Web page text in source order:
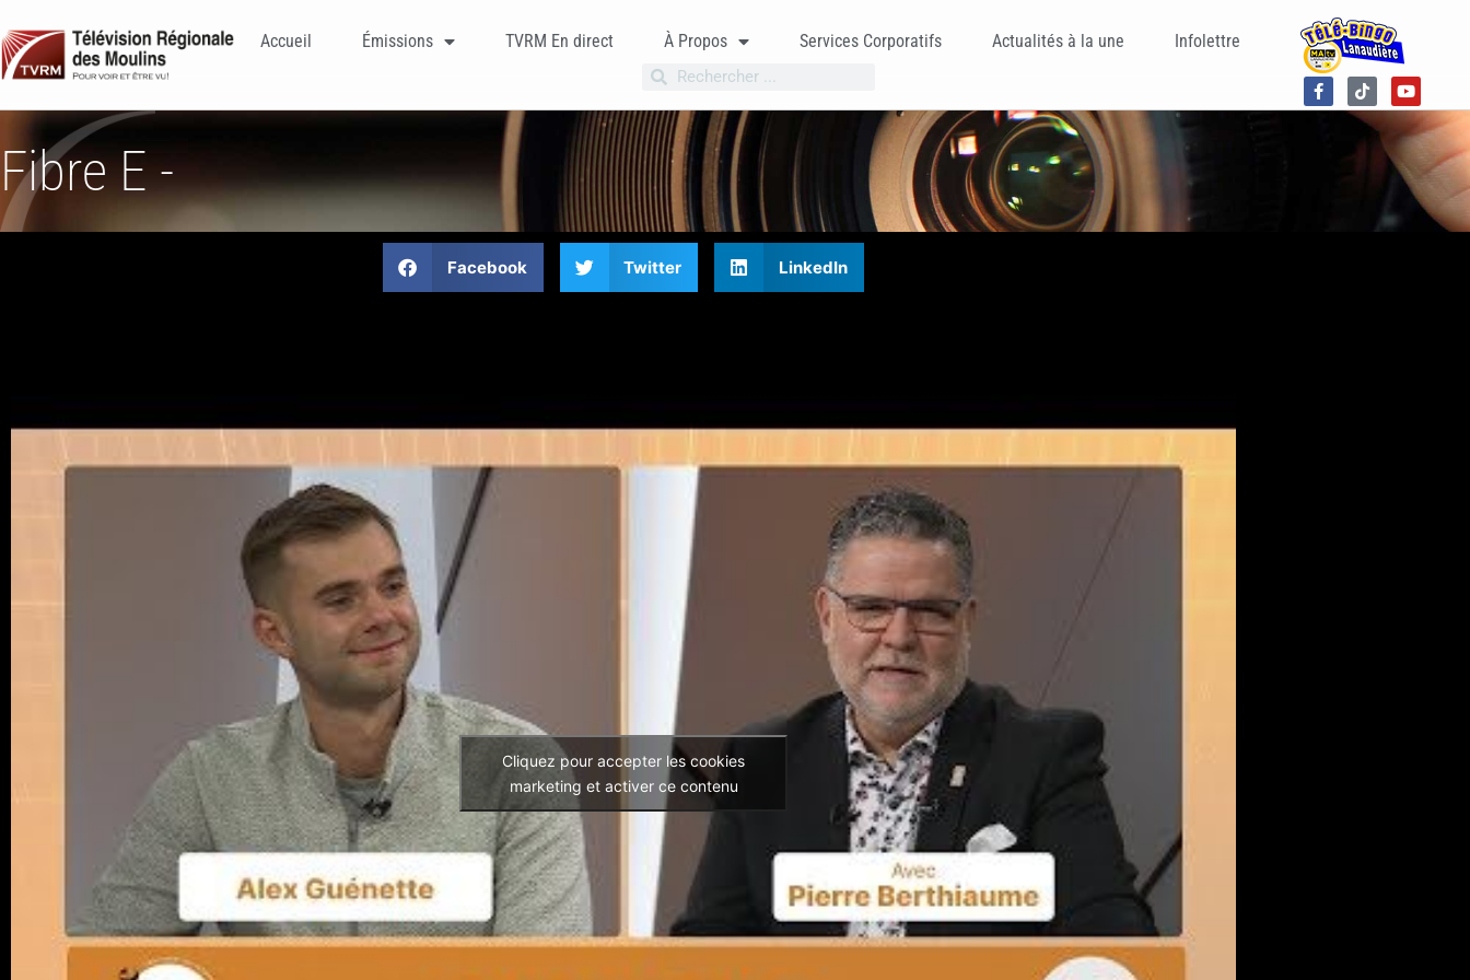
Accueil Émissions TVRM En direct À Propos Services Corporatifs Actualités à la une Infolettre
Fibre E -
Facebook Twitter LinkedIn
Cliquez pour accepter les cookies
marketing et activer ce contenu